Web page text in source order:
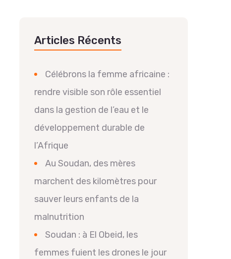
Articles Récents
Célébrons la femme africaine :
rendre visible son rôle essentiel
dans la gestion de l’eau et le
développement durable de
l’Afrique
Au Soudan, des mères
marchent des kilomètres pour
sauver leurs enfants de la
malnutrition
Soudan : à El Obeid, les
femmes fuient les drones le jour